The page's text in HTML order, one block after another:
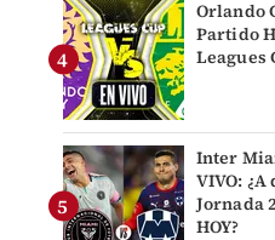
Orlando
Partido
Leagues
Inter
VIVO:
Jornada
HOY?